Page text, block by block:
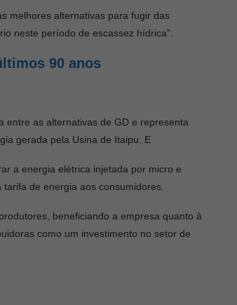
melhores alternativas para fugir das
neste período de escassez hídrica”.
90 anos
entre as alternativas de GD e representa
gerada pela Usina de Itaipu. E
a energia elétrica injetada por micro e
de energia aos consumidores.
beneficiando a empresa quanto à
como um investimento no setor de